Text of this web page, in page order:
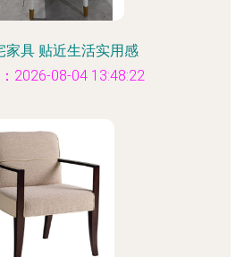
家具 贴近生活实用感
2026-08-04 13:48:22